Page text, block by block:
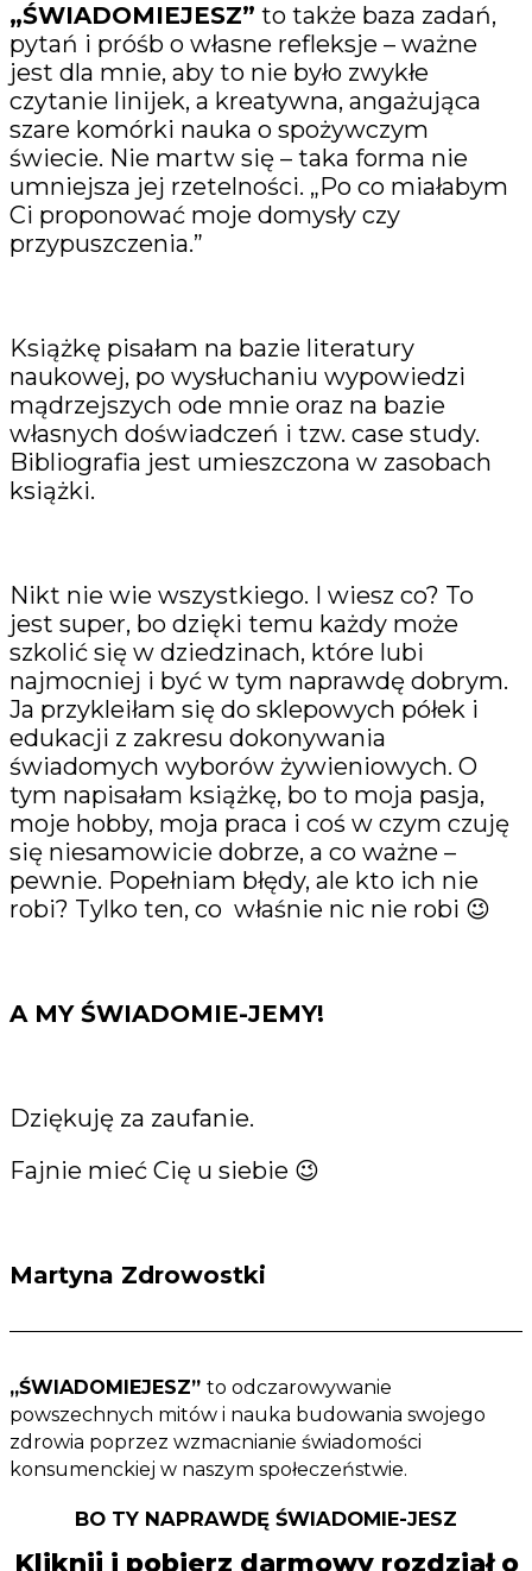
„ŚWIADOMIEJESZ” to także baza zadań,
pytań i próśb o własne refleksje – ważne
jest dla mnie, aby to nie było zwykłe
czytanie linijek, a kreatywna, angażująca
szare komórki nauka o spożywczym
świecie. Nie martw się – taka forma nie
umniejsza jej rzetelności. „Po co miałabym
Ci proponować moje domysły czy
przypuszczenia.”
Książkę pisałam na bazie literatury
naukowej, po wysłuchaniu wypowiedzi
mądrzejszych ode mnie oraz na bazie
własnych doświadczeń i tzw. case study.
Bibliografia jest umieszczona w zasobach
książki.
Nikt nie wie wszystkiego. I wiesz co? To
jest super, bo dzięki temu każdy może
szkolić się w dziedzinach, które lubi
najmocniej i być w tym naprawdę dobrym.
Ja przykleiłam się do sklepowych półek i
edukacji z zakresu dokonywania
świadomych wyborów żywieniowych. O
tym napisałam książkę, bo to moja pasja,
moje hobby, moja praca i coś w czym czuję
się niesamowicie dobrze, a co ważne –
pewnie. Popełniam błędy, ale kto ich nie
robi? Tylko ten, co właśnie nic nie robi 😉
A MY ŚWIADOMIE-JEMY!
Dziękuję za zaufanie.
Fajnie mieć Cię u siebie 😉
Martyna Zdrowostki
„ŚWIADOMIEJESZ” to odczarowywanie
powszechnych mitów i nauka budowania swojego
zdrowia poprzez wzmacnianie świadomości
konsumenckiej w naszym społeczeństwie.
BO TY NAPRAWDĘ ŚWIADOMIE-JESZ
Kliknij i pobierz darmowy rozdział o